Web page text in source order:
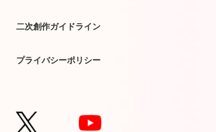
二次創作ガイドライン
プライバシーポリシー